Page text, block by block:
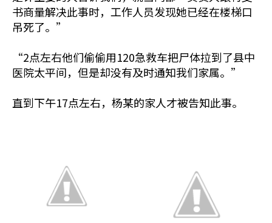
书商量解决此事时，工作人员发现她已经在楼梯口
吊死了。”
“2点左右他们偷偷用120急救车把尸体拉到了县中
医院太平间，但是却没有及时通知我们家属。”
直到下午17点左右，杨某的家人才被告知此事。